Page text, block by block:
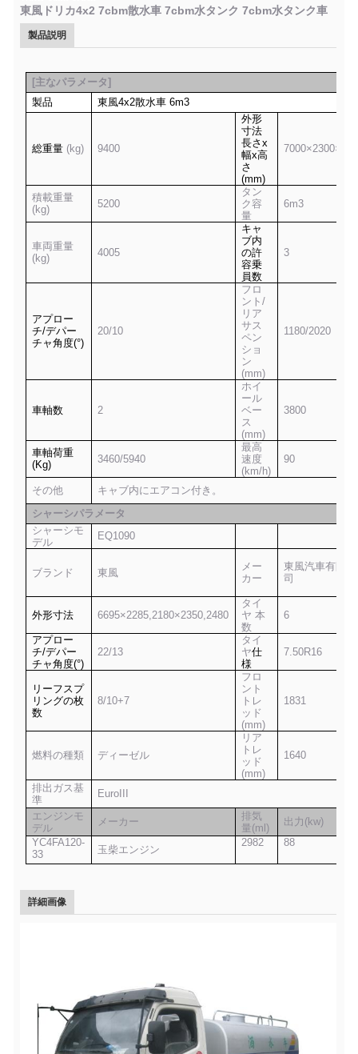
東風ドリカ4x2 7cbm散水車 7cbm水タンク 7cbm水タンク車
製品説明
[主なパラメータ]
製品
東風4x2散水車 6m3
総重量(kg) 9400
外形
寸法
長さx
幅x高
さ
(mm)
7000×2300×2
積載重量
(kg)
5200
タン
ク容
量
6m3
車両重量
(kg)
4005
キャ
ブ内
の許
容乗
員数
3
アプロー
チ/デパー
チャ角度(°)
20/10
フロ
ント/
リア
サス
ペン
ショ
ン
(mm)
1180/2020
車軸数 2
ホイ
ール
ベー
ス
(mm)
3800
車軸荷重
(Kg)
3460/5940
最高
速度
(km/h)
90
その他
キャブ内にエアコン付き。
シャーシパラメータ
シャーシモ
デル
EQ1090
ブランド 東風
メー
カー
東風汽車有限公
司
外形寸法 6695×2285,2180×2350,2480
タイ
ヤ 本
数
6
アプロー
チ/デパー
チャ角度(°)
22/13
タイ
ヤ仕
様
7.50R16
リーフスプ
リングの枚
数
8/10+7
フロ
ント
トレ
ッド
(mm)
1831
燃料の種類 ディーゼル
リア
トレ
ッド
(mm)
1640
排出ガス基
準
EuroIII
エンジンモ
デル
メーカー
排気
量(ml)
出力(kw)
YC4FA120-
33
玉柴エンジン
2982 88
詳細画像